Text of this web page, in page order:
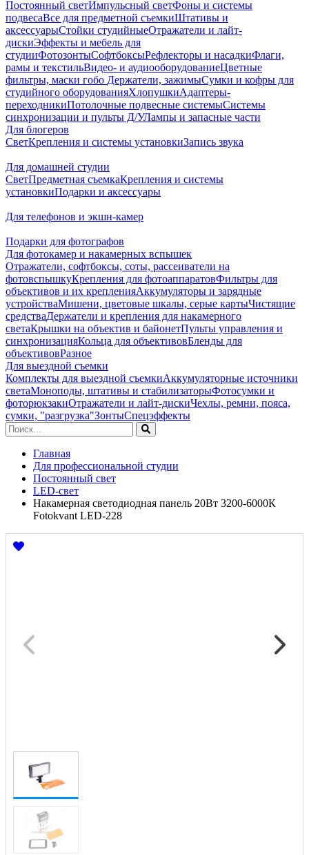
Постоянный светИмпульсный светФоны и системы
подвесаВсе для предметной съемкиШтативы и
аксессуарыСтойки студийныеОтражатели и лайт-
дискиЭффекты и мебель для
студииФотозонтыСофтбоксыРефлекторы и насадкиФлаги,
рамы и текстильВидео- и аудиооборудованиеЦветные
фильтры, маски гобо Держатели, зажимыСумки и кофры для
студийного оборудованияХлопушкиАдаптеры-
переходникиПотолочные подвесные системыСистемы
синхронизации и пульты Д/УЛампы и запасные части
Для блогеров
СветКрепления и системы установкиЗапись звука
Для домашней студии
СветПредметная съемкаКрепления и системы
установкиПодарки и аксессуары
Для телефонов и экшн-камер
Подарки для фотографов
Для фотокамер и накамерных вспышек
Отражатели, софтбоксы, соты, рассеиватели на
фотовспышкуКрепления для фотоаппаратовФильтры для
объективов и их крепленияАккумуляторы и зарядные
устройстваМишени, цветовые шкалы, серые картыЧистящие
средстваДержатели и крепления для накамерного
светаКрышки на объектив и байонетПульты управления и
синхронизацияКольца для объективовБленды для
объективовРазное
Для выездной съемки
Комплекты для выездной съемкиАккумуляторные источники
светаМоноподы, штативы и стабилизаторыФотосумки и
фоторюкзакиОтражатели и лайт-дискиЧехлы, ремни, пояса,
сумки, "разгрузка"ЗонтыСпецэффекты
Главная
Для профессиональной студии
Постоянный свет
LED-свет
Накамерная светодиодная панель 20Вт 3200-6000К
Fotokvant LED-228